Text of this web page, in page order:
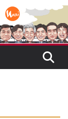
純米大
上手